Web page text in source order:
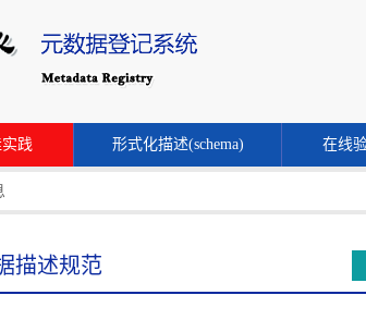
践 形式化描述(schema) 在线
描述规范